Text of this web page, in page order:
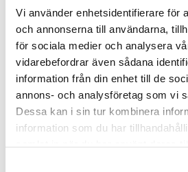
Vi använder enhetsidentifierare för
och annonserna till användarna,
för sociala medier och analysera
vidarebefordrar även sådana
information från din enhet till de
annons- och analysföretag som vi
Dessa kan i sin tur kombinera
information som du har
samlat in när du har använt deras